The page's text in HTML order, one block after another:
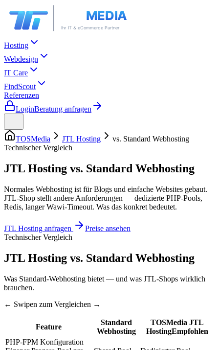
Hosting
Webdesign
IT Care
FindScout
Referenzen
LoginBeratung anfragen
TOSMedia JTL Hosting
vs. Standard Webhosting
Technischer Vergleich
JTL Hosting vs. Standard Webhosting
Normales Webhosting ist für Blogs und einfache Websites gebaut.
JTL-Shop stellt andere Anforderungen — dedizierte PHP-Pools,
Redis, langer Wawi-Timeout. Was das konkret bedeutet.
JTL Hosting anfragen
Preise ansehen
Technischer Vergleich
JTL Hosting vs. Standard Webhosting
Was Standard-Webhosting bietet — und was JTL-Shops wirklich
brauchen.
← Swipen zum Vergleichen →
Feature
Standard
Webhosting
TOSMedia JTL
HostingEmpfohlen
PHP-FPM Konfiguration